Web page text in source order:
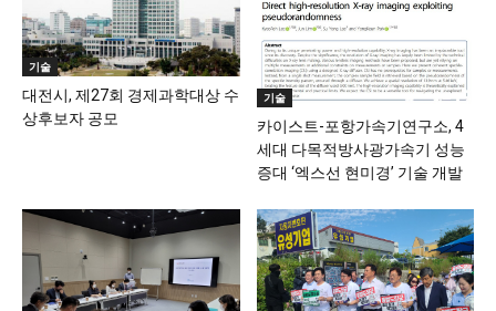
기술
대전시, 제27회 경제과학대상 수
상후보자 공모
기술
카이스트-포항가속기연구소, 4
세대 다목적방사광가속기 성능
증대 ‘엑스선 현미경’ 기술 개발